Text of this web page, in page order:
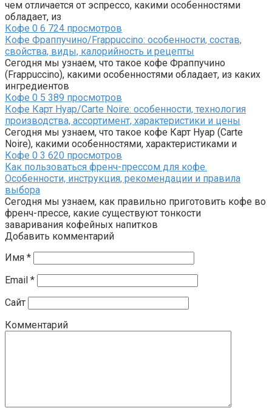
чем отличается от эспрессо, какими особенностями
обладает, из
Кофе 0 6 724 просмотров
Кофе Фраппучино/Frappuccino: особенности, состав,
свойства, виды, калорийность и рецепты
Сегодня мы узнаем, что такое кофе Фраппучино
(Frappuccino), какими особенностями обладает, из каких
ингредиентов
Кофе 0 5 389 просмотров
Кофе Карт Нуар/Carte Noire: особенности, технология
производства, ассортимент, характеристики и цены
Сегодня мы узнаем, что такое кофе Карт Нуар (Carte
Noire), какими особенностями, характеристиками и
Кофе 0 3 620 просмотров
Как пользоваться френч-прессом для кофе.
Особенности, инструкция, рекомендации и правила
выбора
Сегодня мы узнаем, как правильно приготовить кофе во
френч-прессе, какие существуют тонкости
заваривания кофейных напитков
Добавить комментарий
Имя *
Email *
Сайт
Комментарий